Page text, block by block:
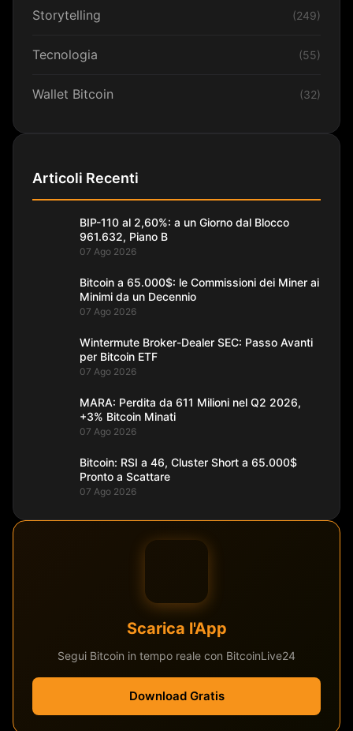
Storytelling (249)
Tecnologia (55)
Wallet Bitcoin (32)
Articoli Recenti
BIP-110 al 2,60%: a un Giorno dal Blocco
961.632, Piano B
07 Ago 2026
Bitcoin a 65.000$: le Commissioni dei Miner ai
Minimi da un Decennio
07 Ago 2026
Wintermute Broker-Dealer SEC: Passo Avanti
per Bitcoin ETF
07 Ago 2026
MARA: Perdita da 611 Milioni nel Q2 2026,
+3% Bitcoin Minati
07 Ago 2026
Bitcoin: RSI a 46, Cluster Short a 65.000$
Pronto a Scattare
07 Ago 2026
Scarica l'App
Segui Bitcoin in tempo reale con BitcoinLive24
Download Gratis